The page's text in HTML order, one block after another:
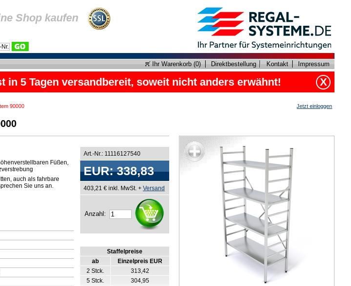
Shop kaufen
Ihr Warenkorb (0) Direktbestellung Kontakt Impressum
5 Tagen versandbereit, soweit nicht anders erwähnt! X
Jetzt einloggen
90000
Art.-Nr.: 11116127540
EUR: 338,83
403,21 € inkl. MwSt. + Versand
Anzahl:
Staffelpreise
ab
Einzelpreis EUR
2 Stck.
313,42
5 Stck.
304,95
Füßen,
auch als fahrbare
Sie uns an.